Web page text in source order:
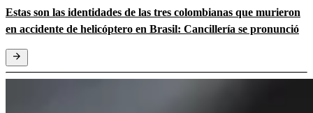
Estas son las identidades de las tres colombianas que murieron
en accidente de helicóptero en Brasil: Cancillería se pronunció